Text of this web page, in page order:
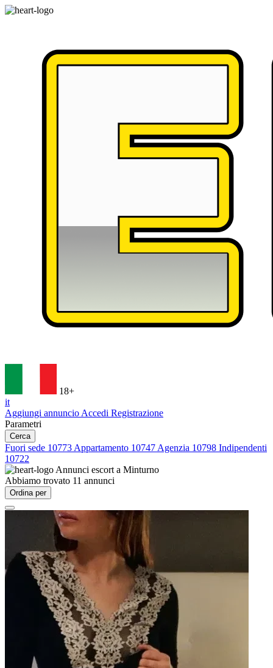
18+
it
Aggiungi annuncio Accedi Registrazione
Parametri
Cerca
Fuori sede 10773 Appartamento 10747 Agenzia 10798 Indipendenti
10722
Annunci escort a Minturno
Abbiamo trovato 11 annunci
Ordina per